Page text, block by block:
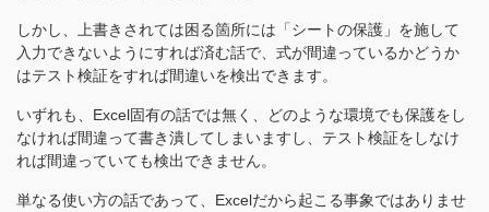
しかし、上書きされては困る箇所には「シートの保護」を施して
入力できないようにすれば済む話で、式が間違っているかどうか
はテスト検証をすれば間違いを検出できます。
いずれも、Excel固有の話では無く、どのような環境でも保護をし
なければ間違って書き潰してしまいますし、テスト検証をしなけ
れば間違っていても検出できません。
単なる使い方の話であって、Excelだから起こる事象ではありませ